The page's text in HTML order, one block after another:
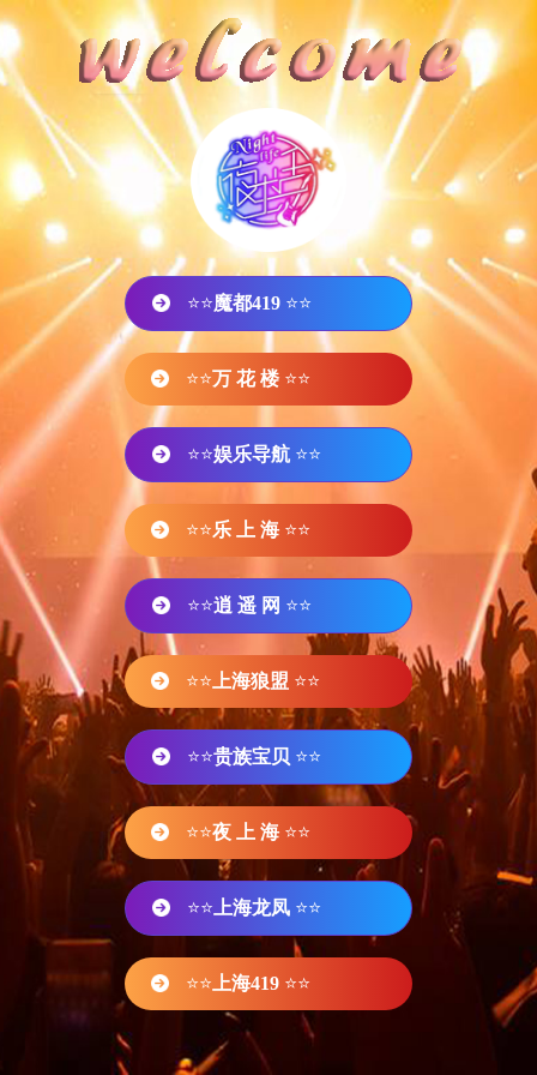
⭐⭐魔都419 ⭐⭐
⭐⭐万 花 楼 ⭐⭐
⭐⭐娱乐导航 ⭐⭐
⭐⭐乐 上 海 ⭐⭐
⭐⭐逍 遥 网 ⭐⭐
⭐⭐ 上海狼盟 ⭐⭐
⭐⭐贵族宝贝 ⭐⭐
⭐⭐夜 上 海 ⭐⭐
⭐⭐ 上海龙凤 ⭐⭐
⭐⭐ 上海419 ⭐⭐